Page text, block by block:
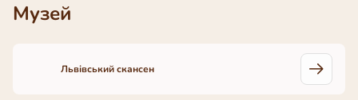
Музей
Львівський скансен